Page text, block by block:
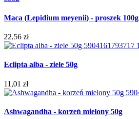
Maca (Lepidium meyenii) - proszek 100g
22,56 zł
Eclipta alba - ziele 50g
11,01 zł
Ashwagandha - korzeń mielony 50g